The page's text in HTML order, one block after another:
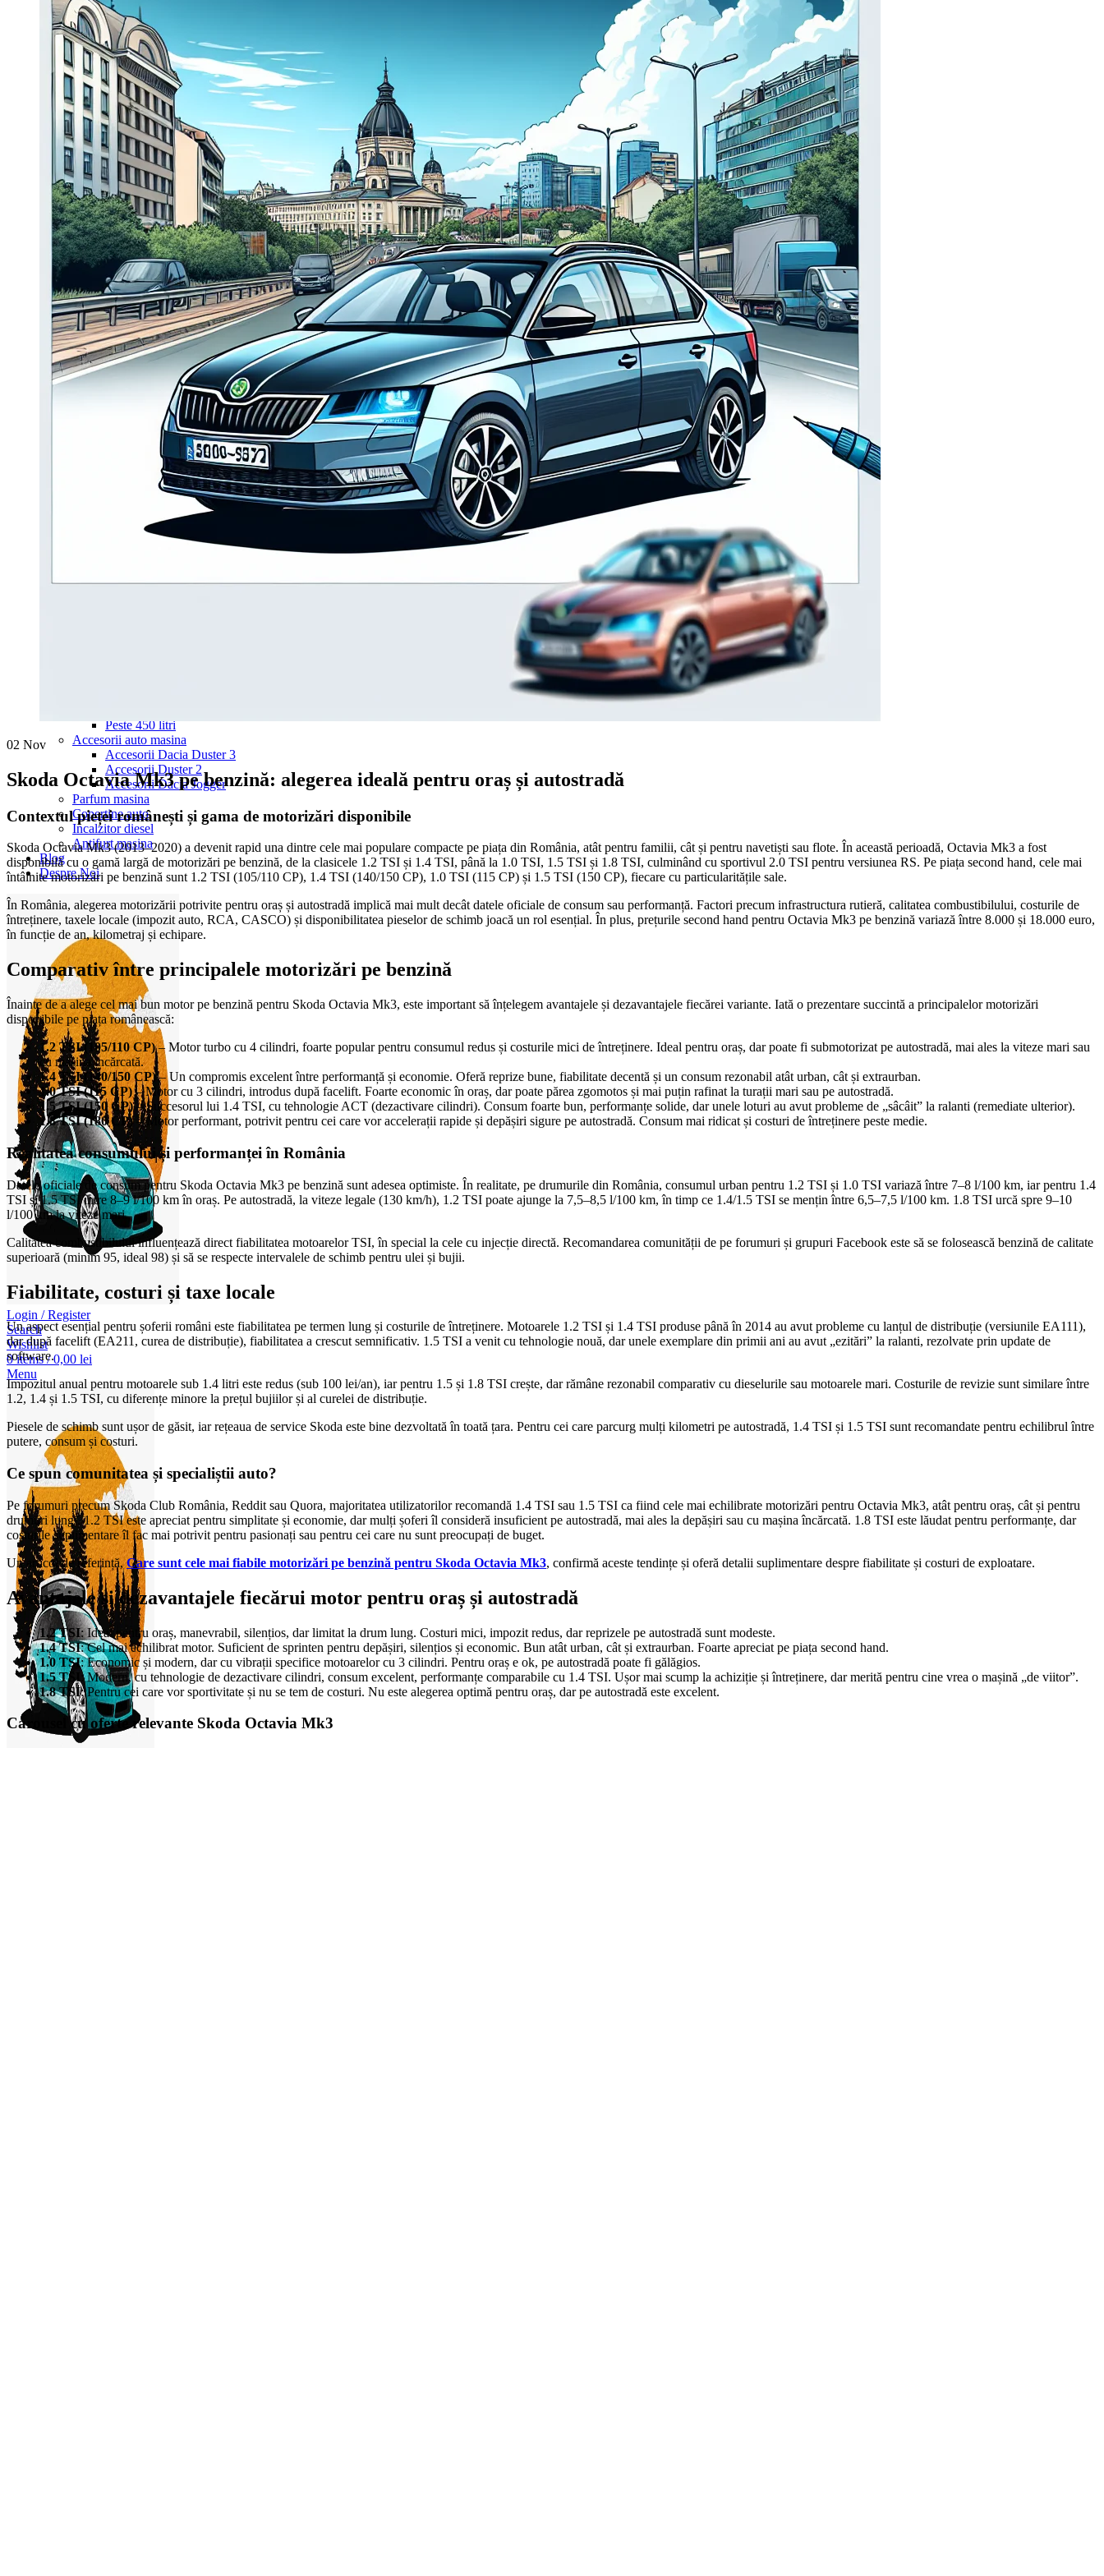
Navigatie Duster 2011
Navigatie Duster 2019
Audi
Navigatie Audi A3 8p
Navigatie Audi A4
Navigatie Audi A4 B6
Navigatie Audi A4 B7
Navigatie Audi A4 B8
Navigatie Audi A5
Navigatie Audi A6 C5
Navigatie Audi A6 C6
Navigatie Audi A6 C7
Navigatie Audi Q5
Ford
Navigație Ford Fiesta
Navigație Ford Focus 1
Navigație Ford Focus 2
Navigație Ford Focus MK3
Navigație Ford Mondeo MK3
Navigație Ford Mondeo MK4
Navigație Ford Transit
Mercedes
Navigație Mercedes C Class W203
Navigație Mercedes C Class W204
Navigație Mercedes W203
Navigație Mercedes W204
Navigație Mercedes W211
Navigație Mercedes Sprinter
Navigație Passat B5
Navigație Passat B5 5
Navigație Passat B6
Navigație Passat B7
Navigație Passat B8
Navigație Passat CC
Navigație Skoda Fabia 1
Peste 450 litri
Accesorii auto masina
Accesorii Dacia Duster 3
Accesorii Duster 2
Accesorii Dacia Jogger
Parfum masina
Copertine auto
Incalzitor diesel
Antifurt masina
Blog
Despre Noi
Login / Register
Search
Wishlist
0items / 0,00 lei
Menu
02 Nov
Skoda Octavia Mk3 pe benzină: alegerea ideală pentru oraș și autostradă
Contextul pieței românești și gama de motorizări disponibile
Skoda Octavia Mk3 (2013–2020) a devenit rapid una dintre cele mai populare compacte pe piața din România, atât pentru familii, cât și pentru navetiști sau flote. În această perioadă, Octavia Mk3 a fost
disponibilă cu o gamă largă de motorizări pe benzină, de la clasicele 1.2 TSI și 1.4 TSI, până la 1.0 TSI, 1.5 TSI și 1.8 TSI, culminând cu sportivul 2.0 TSI pentru versiunea RS. Pe piața second hand, cele mai
întâlnite motorizări pe benzină sunt 1.2 TSI (105/110 CP), 1.4 TSI (140/150 CP), 1.0 TSI (115 CP) și 1.5 TSI (150 CP), fiecare cu particularitățile sale.
În România, alegerea motorizării potrivite pentru oraș și autostradă implică mai mult decât datele oficiale de consum sau performanță. Factori precum infrastructura rutieră, calitatea combustibilului, costurile de
întreținere, taxele locale (impozit auto, RCA, CASCO) și disponibilitatea pieselor de schimb joacă un rol esențial. În plus, prețurile second hand pentru Octavia Mk3 pe benzină variază între 8.000 și 18.000 euro,
în funcție de an, kilometraj și echipare.
Comparativ între principalele motorizări pe benzină
Înainte de a alege cel mai bun motor pe benzină pentru Skoda Octavia Mk3, este important să înțelegem avantajele și dezavantajele fiecărei variante. Iată o prezentare succintă a principalelor motorizări
disponibile pe piața românească:
1.2 TSI (105/110 CP)– Motor turbo cu 4 cilindri, foarte popular pentru consumul redus și costurile mici de întreținere. Ideal pentru oraș, dar poate fi submotorizat pe autostradă, mai ales la viteze mari sau
cu mașina încărcată.
1.4 TSI (140/150 CP)– Un compromis excelent între performanță și economie. Oferă reprize bune, fiabilitate decentă și un consum rezonabil atât urban, cât și extraurban.
1.0 TSI (115 CP)– Motor cu 3 cilindri, introdus după facelift. Foarte economic în oraș, dar poate părea zgomotos și mai puțin rafinat la turații mari sau pe autostradă.
1.5 TSI (150 CP)– Succesorul lui 1.4 TSI, cu tehnologie ACT (dezactivare cilindri). Consum foarte bun, performanțe solide, dar unele loturi au avut probleme de „sâcâit” la ralanti (remediate ulterior).
1.8 TSI (180 CP) – Motor performant, potrivit pentru cei care vor accelerații rapide și depășiri sigure pe autostradă. Consum mai ridicat și costuri de întreținere peste medie.
Realitatea consumului și performanței în România
Datele oficiale de consum pentru Skoda Octavia Mk3 pe benzină sunt adesea optimiste. În realitate, pe drumurile din România, consumul urban pentru 1.2 TSI și 1.0 TSI variază între 7–8 l/100 km, iar pentru 1.4
TSI și 1.5 TSI între 8–9 l/100 km în oraș. Pe autostradă, la viteze legale (130 km/h), 1.2 TSI poate ajunge la 7,5–8,5 l/100 km, în timp ce 1.4/1.5 TSI se mențin între 6,5–7,5 l/100 km. 1.8 TSI urcă spre 9–10
l/100 km la viteze mari.
Calitatea combustibilului influențează direct fiabilitatea motoarelor TSI, în special la cele cu injecție directă. Recomandarea comunității de pe forumuri și grupuri Facebook este să se folosească benzină de calitate
superioară (minim 95, ideal 98) și să se respecte intervalele de schimb pentru ulei și bujii.
Fiabilitate, costuri și taxe locale
Un aspect esențial pentru șoferii români este fiabilitatea pe termen lung și costurile de întreținere. Motoarele 1.2 TSI și 1.4 TSI produse până în 2014 au avut probleme cu lanțul de distribuție (versiunile EA111),
dar după facelift (EA211, curea de distribuție), fiabilitatea a crescut semnificativ. 1.5 TSI a venit cu tehnologie nouă, dar unele exemplare din primii ani au avut „ezitări” la ralanti, rezolvate prin update de
software.
Impozitul anual pentru motoarele sub 1.4 litri este redus (sub 100 lei/an), iar pentru 1.5 și 1.8 TSI crește, dar rămâne rezonabil comparativ cu dieselurile sau motoarele mari. Costurile de revizie sunt similare între
1.2, 1.4 și 1.5 TSI, cu diferențe minore la prețul bujiilor și al curelei de distribuție.
Piesele de schimb sunt ușor de găsit, iar rețeaua de service Skoda este bine dezvoltată în toată țara. Pentru cei care parcurg mulți kilometri pe autostradă, 1.4 TSI și 1.5 TSI sunt recomandate pentru echilibrul între
putere, consum și costuri.
Ce spun comunitatea și specialiștii auto?
Pe forumuri precum Skoda Club România, Reddit sau Quora, majoritatea utilizatorilor recomandă 1.4 TSI sau 1.5 TSI ca fiind cele mai echilibrate motorizări pentru Octavia Mk3, atât pentru oraș, cât și pentru
drumuri lungi. 1.2 TSI este apreciat pentru simplitate și economie, dar mulți șoferi îl consideră insuficient pe autostradă, mai ales la depășiri sau cu mașina încărcată. 1.8 TSI este lăudat pentru performanțe, dar
costurile suplimentare îl fac mai potrivit pentru pasionați sau pentru cei care nu sunt preocupați de buget.
Un articol de referință,Care sunt cele mai fiabile motorizări pe benzină pentru Skoda Octavia Mk3, confirmă aceste tendințe și oferă detalii suplimentare despre fiabilitate și costuri de exploatare.
Avantajele și dezavantajele fiecărui motor pentru oraș și autostradă
1.2 TSI: Ideal pentru oraș, manevrabil, silențios, dar limitat la drum lung. Costuri mici, impozit redus, dar reprizele pe autostradă sunt modeste.
1.4 TSI: Cel mai echilibrat motor. Suficient de sprinten pentru depășiri, silențios și economic. Bun atât urban, cât și extraurban. Foarte apreciat pe piața second hand.
1.0 TSI: Economic și modern, dar cu vibrații specifice motoarelor cu 3 cilindri. Pentru oraș e ok, pe autostradă poate fi gălăgios.
1.5 TSI : Modern, cu tehnologie de dezactivare cilindri, consum excelent, performanțe comparabile cu 1.4 TSI. Ușor mai scump la achiziție și întreținere, dar merită pentru cine vrea o mașină „de viitor”.
1.8 TSI: Pentru cei care vor sportivitate și nu se tem de costuri. Nu este alegerea optimă pentru oraș, dar pe autostradă este excelent.
Carousel cu oferte relevante Skoda Octavia Mk3